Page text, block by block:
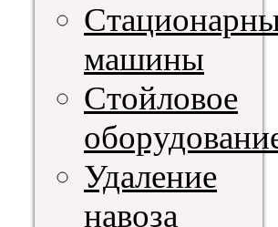
машины
Стойловое
Удаление
навоза